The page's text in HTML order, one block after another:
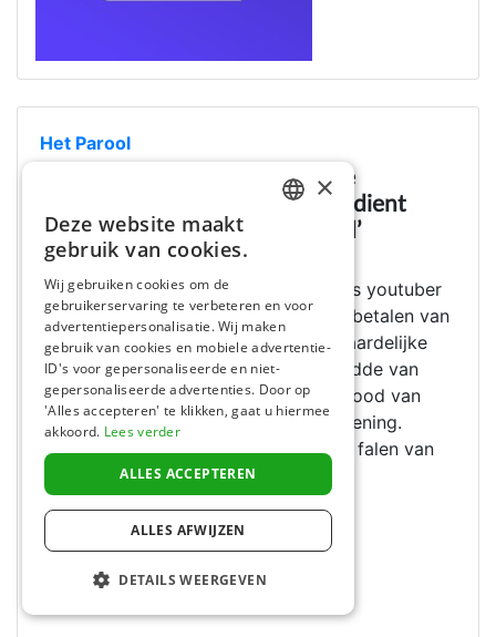
Het Parool
Opinie: ‘Barbaarse en dodelijke
ontgroening van Sanda Dia verdient
hogere straf dan youtuber Acid’
23 Feb 2024
Nathan Vandergunst, beter bekend als youtuber
Acid, is in België veroordeeld tot het betalen van
20.000 euro en drie maanden voorwaardelijke
celstraf, omdat hij de namen verspreidde van
jongens die betrokken waren bij de dood van
student Sanda Dia tijdens een ontgroening.
Promovendus Jarik ten Cate ziet hier falen van
de rechtspraak.
Lees het hele artikel
ENGLISH
×
Deze website maakt
gebruik van cookies.
Wij gebruiken cookies om de
gebruikerservaring te verbeteren en voor
advertentiepersonalisatie. Wij maken
gebruik van cookies en mobiele advertentie-
ID's voor gepersonaliseerde en niet-
gepersonaliseerde advertenties. Door op
'Alles accepteren' te klikken, gaat u hiermee
akkoord. Lees verder
ALLES ACCEPTEREN
ALLES AFWIJZEN
DETAILS WEERGEVEN